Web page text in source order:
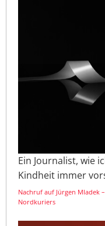
Ein Journalist, wie
Kindheit immer
Nachruf auf Jürgen Mladek
Nordkuriers